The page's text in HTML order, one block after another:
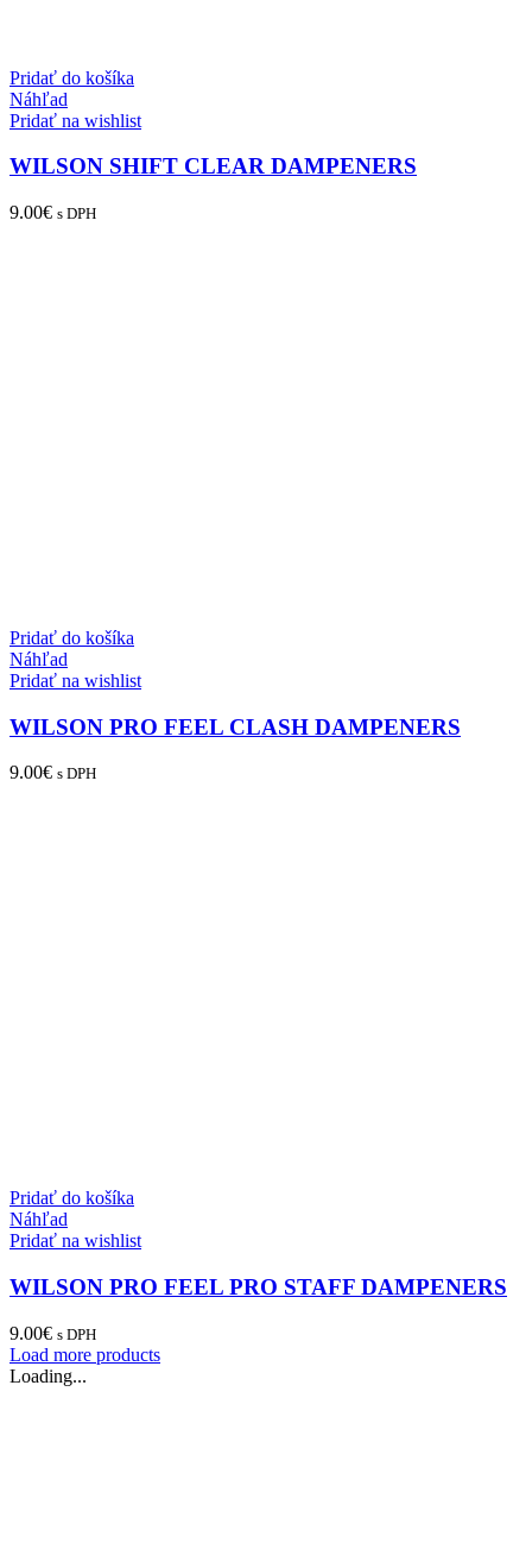
Pridať do košíka
Náhľad
Pridať na wishlist
WILSON SHIFT CLEAR DAMPENERS
9.00€ s DPH
Pridať do košíka
Náhľad
Pridať na wishlist
WILSON PRO FEEL CLASH DAMPENERS
9.00€ s DPH
Pridať do košíka
Náhľad
Pridať na wishlist
WILSON PRO FEEL PRO STAFF DAMPENERS
9.00€ s DPH
Load more products
Loading...